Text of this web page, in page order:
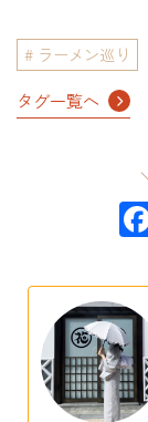
ラーメン巡り
タグ一覧へ